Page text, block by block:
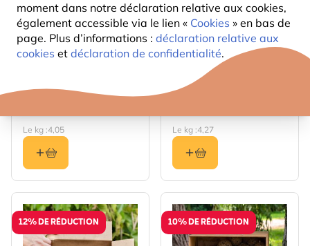
moment dans notre déclaration relative aux cookies,
également accessible via le lien « Cookies » en bas de
page. Plus d’informations : déclaration relative aux
cookies et déclaration de confidentialité.
16
Le kg :4,05
Boite de 50 boules de
graisse prémium avec
17
Le kg :4,27
12% DE RÉDUCTION 10% DE RÉDUCTION